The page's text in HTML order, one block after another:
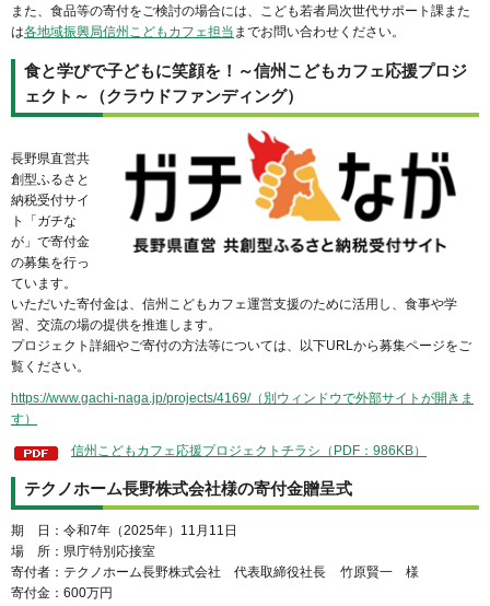
また、食品等の寄付をご検討の場合には、こども若者局次世代サポート課また
は各地域振興局信州こどもカフェ担当 までお問い合わせください。
食と学びで子どもに笑顔を！～信州こどもカフェ応援プロジ
ェクト～（クラウドファンディング）
長野県直営共
創型ふるさと
納税受付サイ
ト「ガチな
が」で寄付金
の募集を行っ
ています。
いただいた寄付金は、信州こどもカフェ運営支援のために活用し、食事や学
習、交流の場の提供を推進します。
プロジェクト詳細やご寄付の方法等については、以下URLから募集ページをご
覧ください。
https://www.gachi-naga.jp/projects/4169/（別ウィンドウで外部サイトが開きま
す）
信州こどもカフェ応援プロジェクトチラシ（PDF：986KB）
テクノホーム長野株式会社様の寄付金贈呈式
期 日 ：令和7年（2025年）11月11日
場
所 ：県庁特別応接室
寄付者：テクノホーム長野株式会社
代表取締役社長 竹原賢一
様
寄付金：600万円